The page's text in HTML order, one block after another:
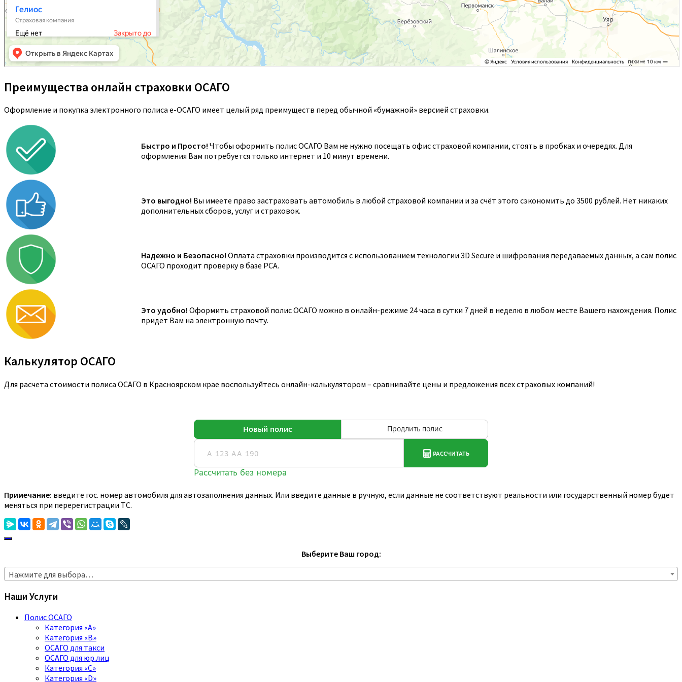
Преимущества онлайн страховки ОСАГО
Оформление и покупка электронного полиса е-ОСАГО имеет целый ряд преимуществ перед обычной «бумажной» версией страховки.
Быстро и Просто! Чтобы оформить полис ОСАГО Вам не нужно посещать офис страховой компании, стоять в пробках и очередях. Для
оформления Вам потребуется только интернет и 10 минут времени.
Это выгодно! Вы имеете право застраховать автомобиль в любой страховой компании и за счёт этого сэкономить до 3500 рублей. Нет никаких
дополнительных сборов, услуг и страховок.
Надежно и Безопасно! Оплата страховки производится с использованием технологии 3D Secure и шифрования передаваемых данных, а сам полис
ОСАГО проходит проверку в базе РСА.
Это удобно! Оформить страховой полис ОСАГО можно в онлайн-режиме 24 часа в сутки 7 дней в неделю в любом месте Вашего нахождения. Полис
придет Вам на электронную почту.
Калькулятор ОСАГО
Для расчета стоимости полиса ОСАГО в Красноярском крае воспользуйтесь онлайн-калькулятором – сравнивайте цены и предложения всех страховых компаний!
Примечание: введите гос. номер автомобиля для автозаполнения данных. Или введите данные в ручную, если данные не соответствуют реальности или государственный номер будет
меняться при перерегистрации ТС.
Выберите Ваш город:
Нажмите для выбора…
Наши Услуги
Полис ОСАГО
Категория «A»
Категория «B»
ОСАГО для такси
ОСАГО для юр.лиц
Категория «C»
Категория «D»